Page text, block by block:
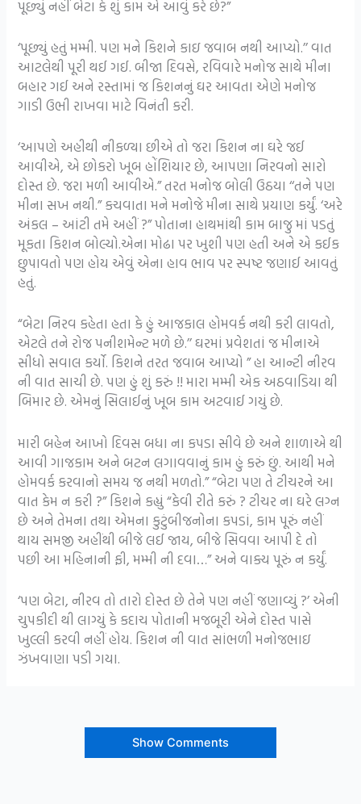
પૂછ્યું નહીં બેટા કે શું કામ એ આવું કરે છે?”
‘પૂછ્યું હતું મમ્મી. પણ મને કિશને કાઇ જવાબ નથી આપ્યો.’’ વાત
આટલેથી પૂરી થઈ ગઈ. બીજા દિવસે, રવિવારે મનોજ સાથે મીના
બહાર ગઈ અને રસ્તામાં જ કિશનનું ઘર આવતા એણે મનોજ
ગાડી ઉભી રાખવા માટે વિનંતી કરી.
‘આપણે અહીથી નીકળ્યા છીએ તો જરા કિશન ના ઘરે જઈ
આવીએ, એ છોકરો ખૂબ હોંશિયાર છે, આપણા નિરવનો સારો
દોસ્ત છે. જરા મળી આવીએ.” તરત મનોજ બોલી ઉઠયા ‘‘તને પણ
મીના સખ નથી.” કચવાતા મને મનોજે મીના સાથે પ્રયાણ કર્યું. ‘અરે
અંકલ – આંટી તમે અહીં ?” પોતાના હાથમાંથી કામ બાજુ માં પડતું
મૂકતા કિશન બોલ્યો.એના મોઢા પર ખુશી પણ હતી અને એ કઈક
છુપાવતો પણ હોય એવું એના હાવ ભાવ પર સ્પષ્ટ જણાઈ આવતું
હતું.
“બેટા નિરવ કહેતા હતા કે હું આજકાલ હોમવર્ક નથી કરી લાવતો,
એટલે તને રોજ પનીશમેન્ટ મળે છે.’’ ઘરમાં પ્રવેશતાં જ મીનાએ
સીધો સવાલ કર્યો. કિશને તરત જવાબ આપ્યો ” હા આન્ટી નીરવ
ની વાત સાચી છે. પણ હું શું કરું !! મારા મમ્મી એક અઠવાડિયા થી
બિમાર છે. એમનું સિલાઈનું ખૂબ કામ અટવાઈ ગયું છે.
મારી બહેન આખો દિવસ બધા ના કપડા સીવે છે અને શાળાએ થી
આવી ગાજકામ અને બટન લગાવવાનું કામ હું કરું છું. આથી મને
હોમવર્ક કરવાનો સમય જ નથી મળતો.” “બેટા પણ તે ટીચરને આ
વાત કેમ ન કરી ?” કિશને કહ્યું “કેવી રીતે કરું ? ટીચર ના ઘરે લગ્ન
છે અને તેમના તથા એમના કુટુંબીજનોના કપડાં, કામ પૂરું નહીં
થાય સમજી અહીંથી બીજે લઈ જાય, બીજે સિવવા આપી દે તો
પછી આ મહિનાની ફી, મમ્મી ની દવા…” અને વાક્ય પૂરું ન કર્યું.
‘પણ બેટા, નીરવ તો તારો દોસ્ત છે તેને પણ નહીં જણાવ્યું ?’ એની
ચુપકીદી થી લાગ્યું કે કદાચ પોતાની મજબૂરી એને દોસ્ત પાસે
ખુલ્લી કરવી નહીં હોય. કિશન ની વાત સાંભળી મનોજભાઇ
ઝંખવાણા પડી ગયા.
Show Comments